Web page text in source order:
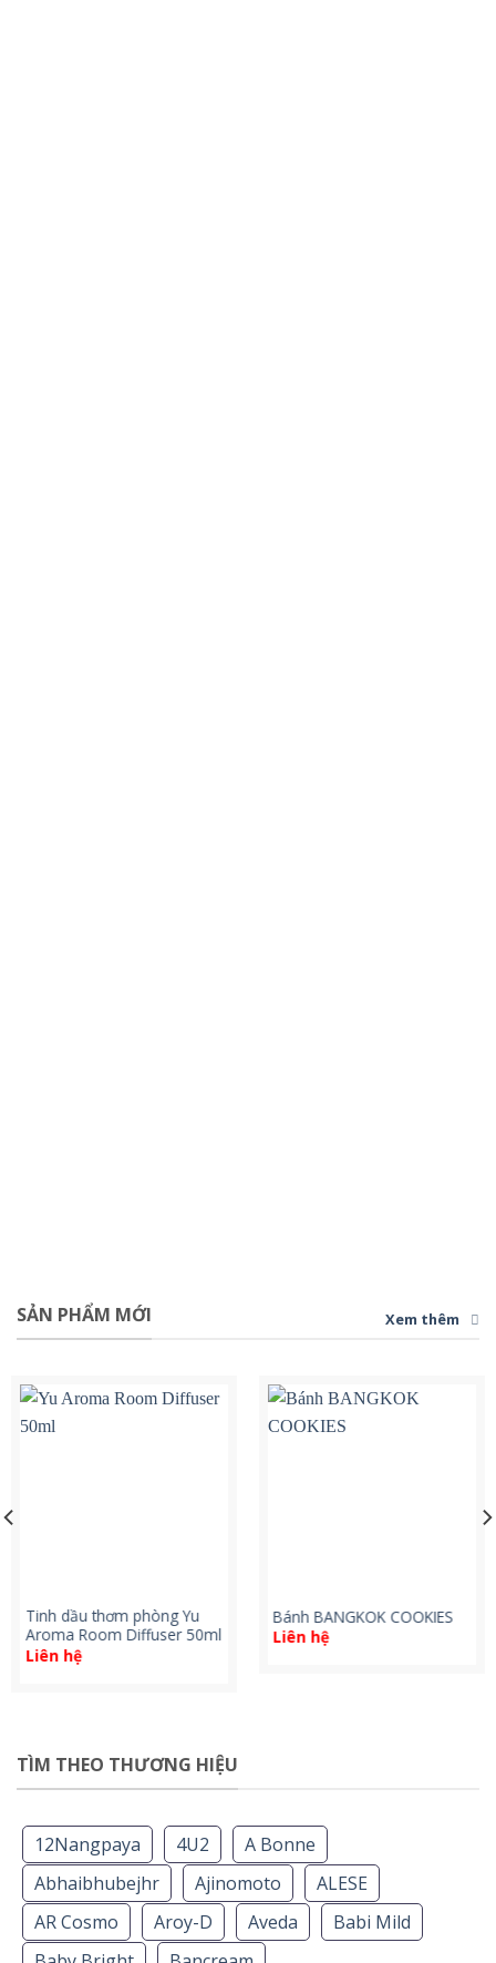
SẢN PHẨM MỚI Xem thêm
Tinh dầu thơm phòng Yu
Aroma Room Diffuser 50ml
Liên hệ
Bánh BANGKOK COOKIES
Liên hệ
TÌM THEO THƯƠNG HIỆU
12Nangpaya 4U2
A Bonne
Abhaibhubejhr
Ajinomoto
ALESE
AR Cosmo
Aroy-D Aveda
Babi Mild